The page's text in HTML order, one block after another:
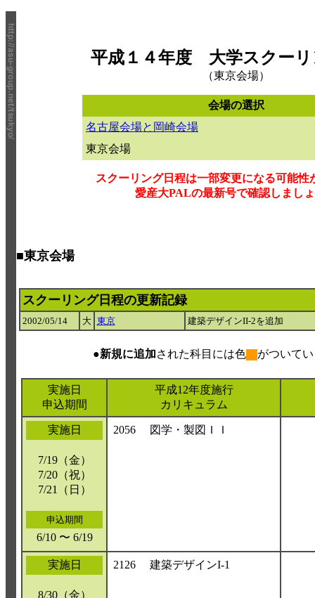
平成１４年度 大学スクー
（東京会場）
会場の選択
名古屋会場と岡崎会場
東京会場
スクーリング日程は一部変更になる可能性
愛産大PALの最新号で確認しまし
■東京会場
スクーリング日程の更新記録
2002/05/14 大 東京 建築デザインII-2を追加
●新規に追加された科目には色 がついて
実施日
申込期間
平成12年度施行
カリキュラム
実施日
7/19（金）
7/20（祝）
7/21（日）
申込期間
6/10 〜 6/19
2056 図学・製図ＩＩ
実施日
8/30（金）
2126 建築デザインI-1